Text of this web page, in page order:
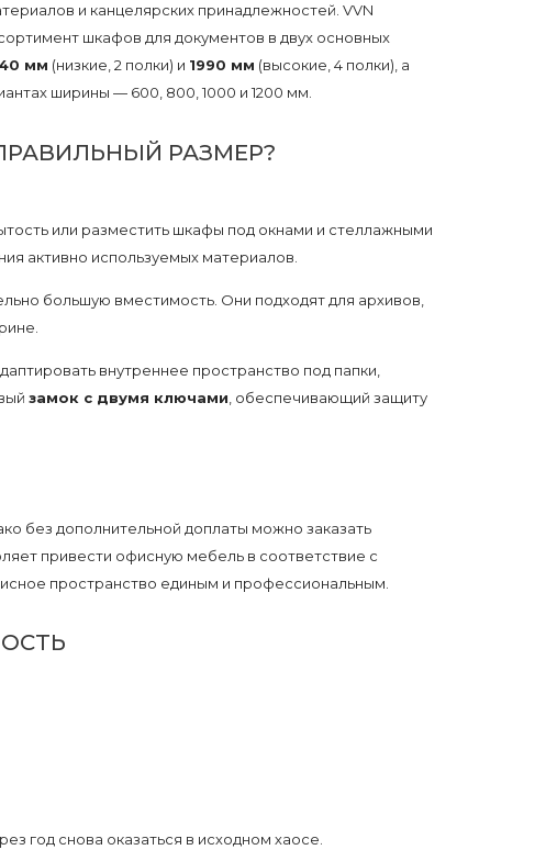
и канцелярских принадлежностей. VVN
шкафов для документов в двух основных
мм (низкие, 2 полки) и 1990 мм (высокие, 4 полки), а
ширины — 600, 800, 1000 и 1200 мм.
РАЗМЕР?
или разместить шкафы под окнами и стеллажными
активно используемых материалов.
большую вместимость. Они подходят для архивов,
внутреннее пространство под папки,
замок с двумя ключами, обеспечивающий защиту
без дополнительной доплаты можно заказать
привести офисную мебель в соответствие с
пространство единым и профессиональным.
год снова оказаться в исходном хаосе.